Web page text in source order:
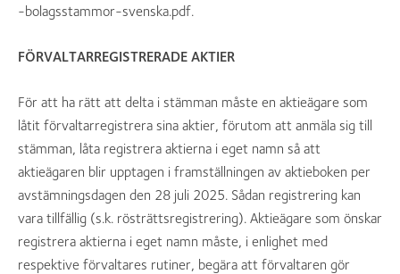
-bolagsstammor-svenska.pdf.
FÖRVALTARREGISTRERADE AKTIER
För att ha rätt att delta i stämman måste en aktieägare som
låtit förvaltarregistrera sina aktier, förutom att anmäla sig till
stämman, låta registrera aktierna i eget namn så att
aktieägaren blir upptagen i framställningen av aktieboken per
avstämningsdagen den 28 juli 2025. Sådan registrering kan
vara tillfällig (s.k. rösträttsregistrering). Aktieägare som önskar
registrera aktierna i eget namn måste, i enlighet med
respektive förvaltares rutiner, begära att förvaltaren gör